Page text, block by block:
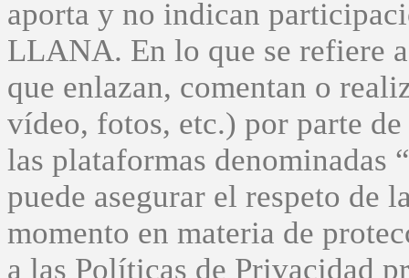
aporta y no indican
LLANA. En lo que se refiere
que enlazan, comentan o
vídeo, fotos, etc.) por parte
las plataformas denominadas
puede asegurar el respeto de
momento en materia de
a las Políticas de Privacidad